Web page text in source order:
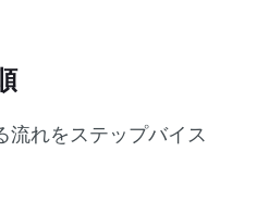
流れをステップバイス